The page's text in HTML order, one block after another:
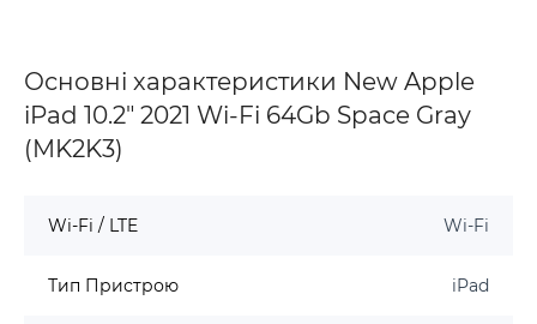
Основні характеристики New Apple
iPad 10.2" 2021 Wi-Fi 64Gb Space Gray
(MK2K3)
Wi-Fi / LTE Wi-Fi
Тип Пристрою iPad